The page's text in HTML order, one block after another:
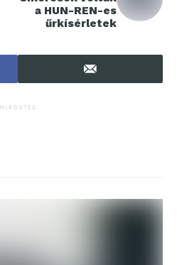
a HUN-REN-es
űrkísérletek
HIRDETÉS